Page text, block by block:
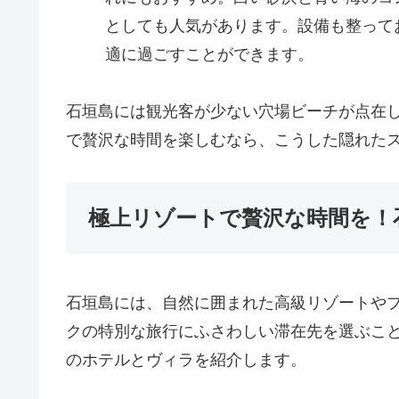
としても人気があります。設備も整っ
適に過ごすことができます。
石垣島には観光客が少ない穴場ビーチが点在
で贅沢な時間を楽しむなら、こうした隠れた
極上リゾートで贅沢な時間を
石垣島には、自然に囲まれた高級リゾートや
クの特別な旅行にふさわしい滞在先を選ぶこ
のホテルとヴィラを紹介します。